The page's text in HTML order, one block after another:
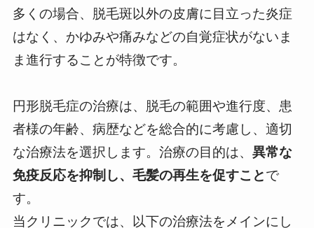
多くの場合、脱毛斑以外の皮膚に目立った炎症
はなく、かゆみや痛みなどの自覚症状がないま
ま進行することが特徴です。
円形脱毛症の治療は、脱毛の範囲や進行度、患
者様の年齢、病歴などを総合的に考慮し、適切
な治療法を選択します。治療の目的は、 異常な
免疫反応を抑制し、毛髪の再生を促すことで
す。
当クリニックでは、以下の治療法をメインにし